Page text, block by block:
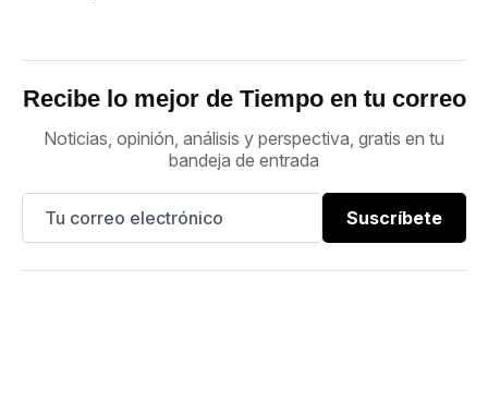
Recibe lo mejor de Tiempo en tu correo
Noticias, opinión, análisis y perspectiva, gratis en tu
bandeja de entrada
Suscríbete